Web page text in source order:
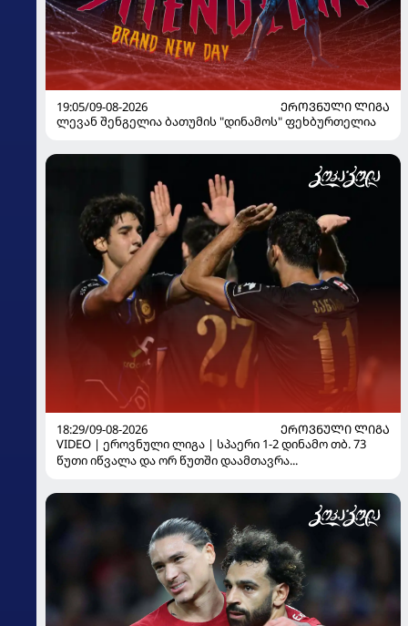
19:05/09-08-2026
ᲔᲠᲝᲕᲜᲣᲚᲘ ᲚᲘᲒᲐ
ლევან შენგელია ბათუმის "დინამოს" ფეხბურთელია
18:29/09-08-2026
ᲔᲠᲝᲕᲜᲣᲚᲘ ᲚᲘᲒᲐ
VIDEO | ეროვნული ლიგა | სპაერი 1-2 დინამო თბ. 73
წუთი იწვალა და ორ წუთში დაამთავრა...